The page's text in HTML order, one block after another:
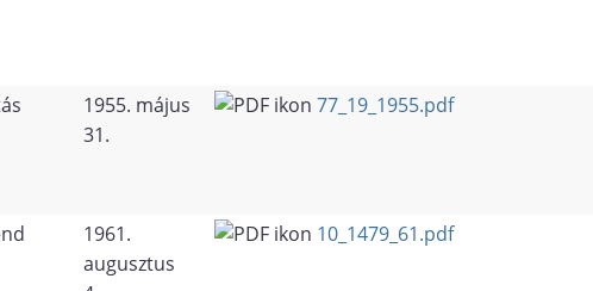
1955. május
31.
77_19_1955.pdf
1961.
augusztus
10_1479_61.pdf